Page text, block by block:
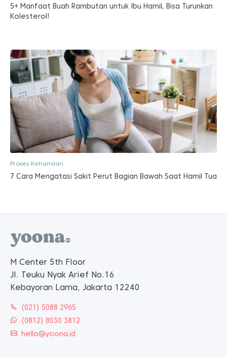
5+ Manfaat Buah Rambutan untuk Ibu Hamil, Bisa Turunkan
Kolesterol!
Proses Kehamilan
7 Cara Mengatasi Sakit Perut Bagian Bawah Saat Hamil Tua
M Center 5th Floor
Jl. Teuku Nyak Arief No.16
Kebayoran Lama, Jakarta 12240
(021) 5088 2965
(0812) 8030 3812
hello@yoona.id